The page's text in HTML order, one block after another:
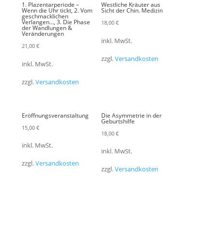
1. Plazentarperiode –
Wenn die Uhr tickt, 2. Vom
geschmacklichen
Verlangen…, 3. Die Phase
der Wandlungen &
Veränderungen
21,00 €
inkl. MwSt.
zzgl.Versandkosten
Westliche Kräuter aus
Sicht der Chin. Medizin
18,00 €
inkl. MwSt.
zzgl.Versandkosten
Eröffnungsveranstaltung
15,00 €
inkl. MwSt.
zzgl.Versandkosten
Die Asymmetrie in der
Geburtshilfe
18,00 €
inkl. MwSt.
zzgl.Versandkosten